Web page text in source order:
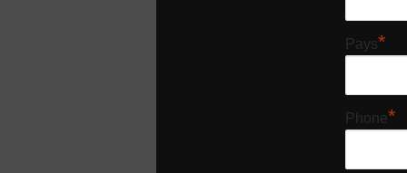
Pays*
Phone*